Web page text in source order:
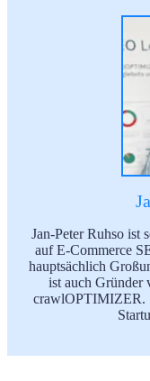
Jan-Peter Ruhso ist
auf E-Commerce
hauptsächlich
ist auch Gründer
crawlOPTIMIZER.